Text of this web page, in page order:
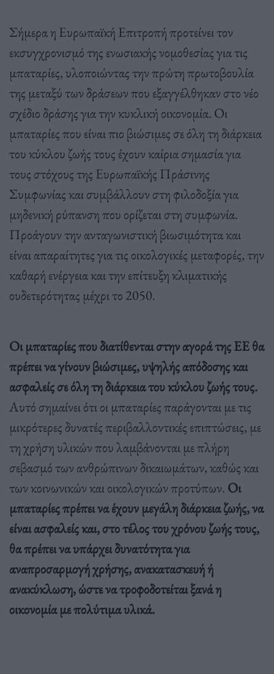
Σήμερα η Ευρωπαϊκή Επιτροπή προτείνει τον
εκσυγχρονισμό της ενωσιακής νομοθεσίας για τις
μπαταρίες, υλοποιώντας την πρώτη πρωτοβουλία
της μεταξύ των δράσεων που εξαγγέλθηκαν στο νέο
σχέδιο δράσης για την κυκλική οικονομία. Οι
μπαταρίες που είναι πιο βιώσιμες σε όλη τη διάρκεια
του κύκλου ζωής τους έχουν καίρια σημασία για
τους στόχους της Ευρωπαϊκής Πράσινης
Συμφωνίας και συμβάλλουν στη φιλοδοξία για
μηδενική ρύπανση που ορίζεται στη συμφωνία.
Προάγουν την ανταγωνιστική βιωσιμότητα και
είναι απαραίτητες για τις οικολογικές μεταφορές, την
καθαρή ενέργεια και την επίτευξη κλιματικής
ουδετερότητας μέχρι το 2050.
Οι μπαταρίες που διατίθενται στην αγορά της ΕΕ θα
πρέπει να γίνουν βιώσιμες, υψηλής απόδοσης και
ασφαλείς σε όλη τη διάρκεια του κύκλου ζωής τους.
Αυτό σημαίνει ότι οι μπαταρίες παράγονται με τις
μικρότερες δυνατές περιβαλλοντικές επιπτώσεις, με
τη χρήση υλικών που λαμβάνονται με πλήρη
σεβασμό των ανθρώπινων δικαιωμάτων, καθώς και
των κοινωνικών και οικολογικών προτύπων. Οι
μπαταρίες πρέπει να έχουν μεγάλη διάρκεια ζωής, να
είναι ασφαλείς και, στο τέλος του χρόνου ζωής τους,
θα πρέπει να υπάρχει δυνατότητα για
αναπροσαρμογή χρήσης, ανακατασκευή ή
ανακύκλωση, ώστε να τροφοδοτείται ξανά η
οικονομία με πολύτιμα υλικά.